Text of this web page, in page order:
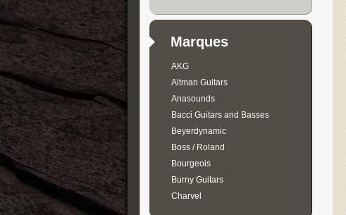
Marques
AKG
Altman Guitars
Anasounds
Bacci Guitars and Basses
Beyerdynamic
Boss / Roland
Bourgeois
Burny Guitars
Charvel